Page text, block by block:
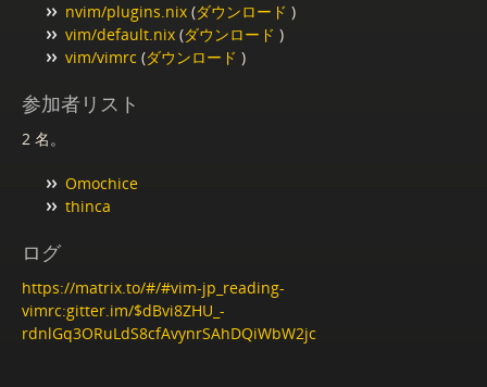
nvim/plugins.nix (ダウンロード )
vim/default.nix (ダウンロード )
vim/vimrc (ダウンロード )
参加者リスト
2 名。
Omochice
thinca
ログ
https://matrix.to/#/#vim-jp_reading-
vimrc:gitter.im/$dBvi8ZHU_-
rdnlGq3ORuLdS8cfAvynrSAhDQiWbW2jc